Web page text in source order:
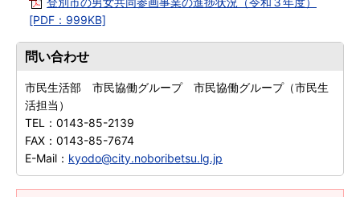
[PDF：999KB]
問い合わせ
市民生活部 市民協働グループ 市民協働グループ（市民生
活担当）
TEL： 0143-85-2139
FAX： 0143-85-7674
E-Mail： kyodo@city.noboribetsu.lg.jp